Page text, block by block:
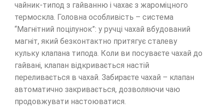
чайник-типод з гайванню і чахає з жароміцного
термоскла. Головна особливість – система
“Магнітний поцілунок”: у ручці чахай вбудований
магніт, який безконтактно притягує сталеву
кульку клапана типода. Коли ви посуваєте чахай до
гайвані, клапан відкривається настій
переливається в чахай. Забираєте чахай – клапан
автоматично закривається, дозволяючи чаю
продовжувати настоюватися.